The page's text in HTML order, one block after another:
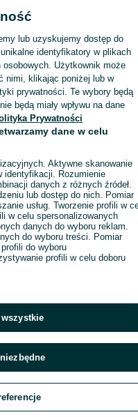
rolniczych
rolniczych - Wierzchowiska
Wyświetlenia:
lub uzyskujemy dostęp do
identyfikatory w plikach
Użytkownik może
nimi, klikając poniżej lub w
prywatności. Te wybory będą
będą miały wpływu na dane
Prywatności
dane w celu
Aktywne skanowanie
identyfikacji. Rozumienie
danych z różnych źródeł.
lub dostęp do nich. Pomiar
usług. Tworzenie profili w
w celu spersonalizowanych
danych do wyboru reklam.
do wyboru treści. Pomiar
do wyboru
profili w celu doboru